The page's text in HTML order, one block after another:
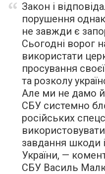
Закон і
порушення
не завжди є
Сьогодні ворог
використати
просування
та розколу
Але ми не дамо
СБУ системно
російських
завдання шкоди
України, —
СБУ Василь